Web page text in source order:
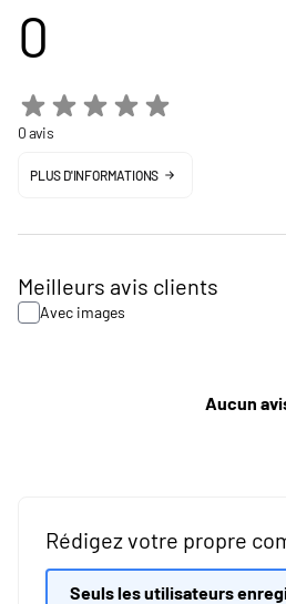
0
0 avis
PLUS D'INFORMATIONS
Meilleurs avis clients
Avec images
Aucun
Rédigez votre propre
Seuls les utilisateurs